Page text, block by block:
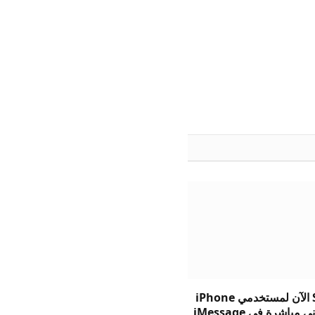
يتيح Suno الآن لمستخدمي iPhone